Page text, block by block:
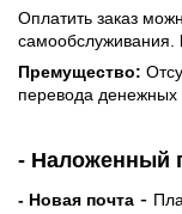
Оплатить заказ
самообслуживания.
Премущество:
перевода денежных
- Наложенный
- Новая почта -